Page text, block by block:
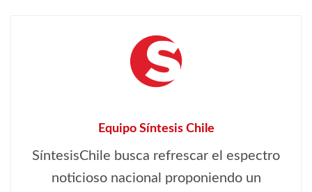
Equipo Síntesis Chile
SíntesisChile busca refrescar el espectro
noticioso nacional proponiendo un